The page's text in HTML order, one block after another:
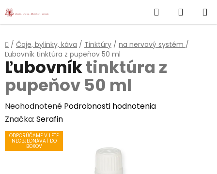
Prejsť
na
Hľadať
KOŠÍK
Domov
/ Čaje, bylinky, káva / Tinktúry / na nervový systém /
Ľubovník tinktúra z pupeňov 50 ml
Ľubovníktinktúra z
pupeňov 50 ml
Priemerné
hodnotenie
produktu
Neohodnotené Podrobnosti hodnotenia
Značka: Serafin
ODPORÚČAME V LETE
NEOBJEDNÁVAŤ DO
BOXOV